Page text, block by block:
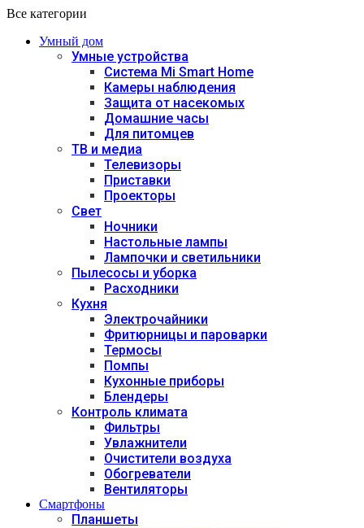
Все категории
Умный дом
Умные устройства
Система Mi Smart Home
Камеры наблюдения
Защита от насекомых
Домашние часы
Для питомцев
ТВ и медиа
Телевизоры
Приставки
Проекторы
Свет
Ночники
Настольные лампы
Лампочки и светильники
Пылесосы и уборка
Расходники
Кухня
Электрочайники
Фритюрницы и пароварки
Термосы
Помпы
Кухонные приборы
Блендеры
Контроль климата
Фильтры
Увлажнители
Очистители воздуха
Обогреватели
Вентиляторы
Смартфоны
Планшеты